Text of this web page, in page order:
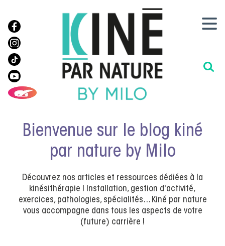
Bienvenue sur le blog kiné
par nature by Milo
Découvrez nos articles et ressources dédiées à la
kinésithérapie ! Installation, gestion d'activité,
exercices, pathologies, spécialités... Kiné par nature
vous accompagne dans tous les aspects de votre
(future) carrière !